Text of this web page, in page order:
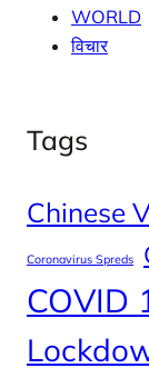
WORLD
विचार
Tags
Chinese
Coronavirus Spreds
COVID